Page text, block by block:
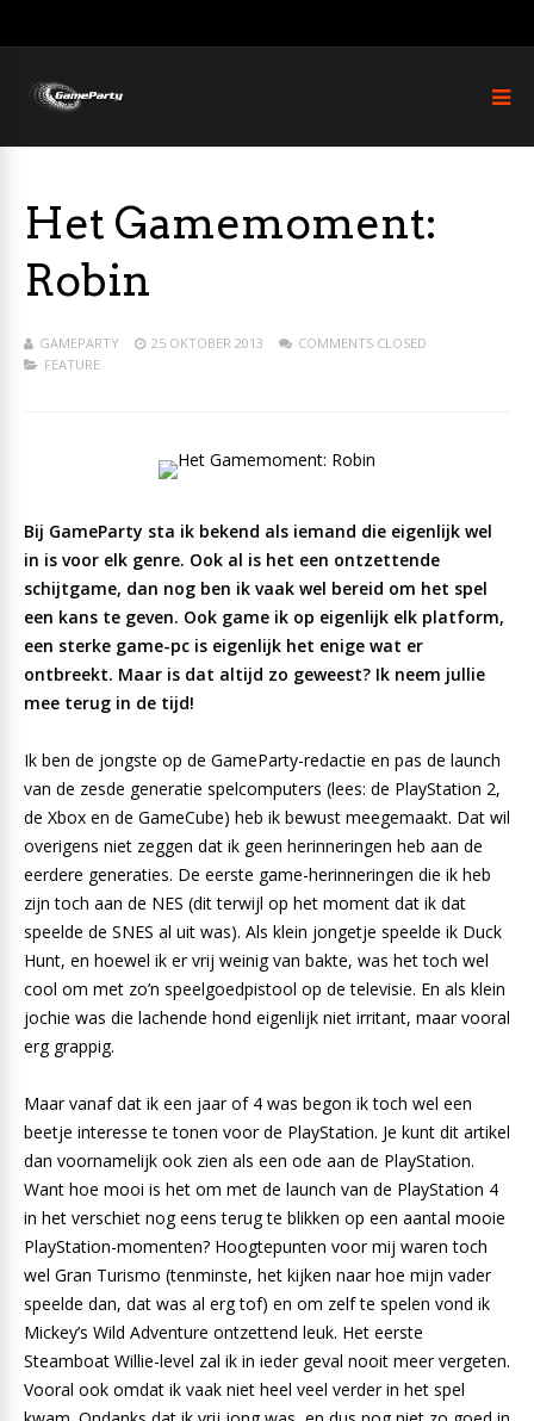
Het Gamemoment:
Robin
GAMEPARTY 25 OKTOBER 2013
COMMENTS CLOSED
FEATURE
Bij GameParty sta ik bekend als iemand die eigenlijk wel
in is voor elk genre. Ook al is het een ontzettende
schijtgame, dan nog ben ik vaak wel bereid om het spel
een kans te geven. Ook game ik op eigenlijk elk platform,
een sterke game-pc is eigenlijk het enige wat er
ontbreekt. Maar is dat altijd zo geweest? Ik neem jullie
mee terug in de tijd!
Ik ben de jongste op de GameParty-redactie en pas de launch
van de zesde generatie spelcomputers (lees: de PlayStation 2,
de Xbox en de GameCube) heb ik bewust meegemaakt. Dat wil
overigens niet zeggen dat ik geen herinneringen heb aan de
eerdere generaties. De eerste game-herinneringen die ik heb
zijn toch aan de NES (dit terwijl op het moment dat ik dat
speelde de SNES al uit was). Als klein jongetje speelde ik Duck
Hunt, en hoewel ik er vrij weinig van bakte, was het toch wel
cool om met zo’n speelgoedpistool op de televisie. En als klein
jochie was die lachende hond eigenlijk niet irritant, maar vooral
erg grappig.
Maar vanaf dat ik een jaar of 4 was begon ik toch wel een
beetje interesse te tonen voor de PlayStation. Je kunt dit artikel
dan voornamelijk ook zien als een ode aan de PlayStation.
Want hoe mooi is het om met de launch van de PlayStation 4
in het verschiet nog eens terug te blikken op een aantal mooie
PlayStation-momenten? Hoogtepunten voor mij waren toch
wel Gran Turismo (tenminste, het kijken naar hoe mijn vader
speelde dan, dat was al erg tof) en om zelf te spelen vond ik
Mickey’s Wild Adventure ontzettend leuk. Het eerste
Steamboat Willie-level zal ik in ieder geval nooit meer vergeten.
Vooral ook omdat ik vaak niet heel veel verder in het spel